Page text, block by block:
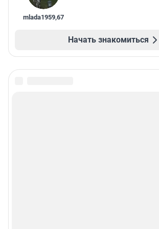
mlada1959,67
Начать знакомиться